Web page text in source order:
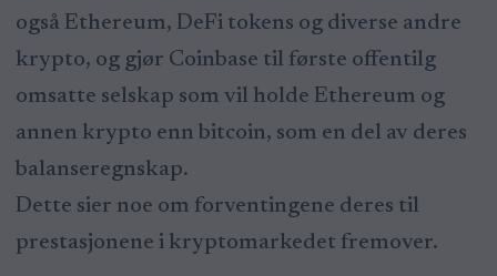
også Ethereum, DeFi tokens og diverse andre
krypto, og gjør Coinbase til første offentilg
omsatte selskap som vil holde Ethereum og
annen krypto enn bitcoin, som en del av deres
balanseregnskap.
Dette sier noe om forventingene deres til
prestasjonene i kryptomarkedet fremover.